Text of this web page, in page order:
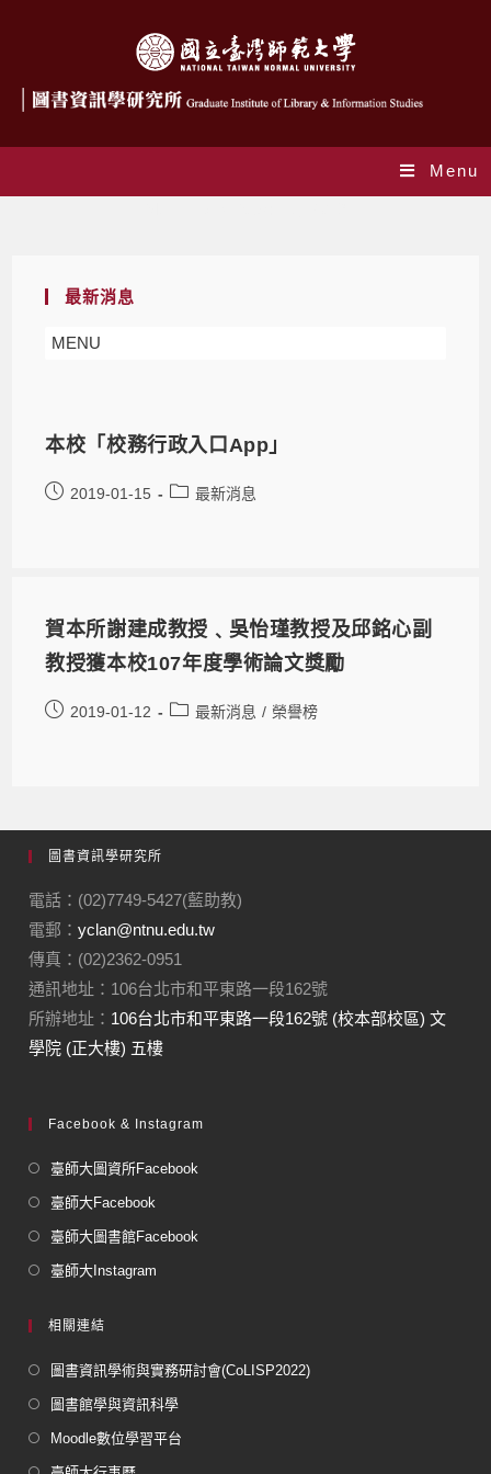
Menu
最新消息
MENU
本校「校務行政入口App」
2019-01-15 最新消息
賀本所謝建成教授﹑吳怡瑾教授及邱銘心副
教授獲本校107年度學術論文獎勵
2019-01-12 最新消息 / 榮譽榜
圖書資訊學研究所
電話：(02)7749-5427(藍助教)
電郵：yclan@ntnu.edu.tw
傳真：(02)2362-0951
通訊地址：106台北市和平東路一段162號
所辦地址： 106台北市和平東路一段162號 (校本部校區) 文
學院 (正大樓) 五樓
Facebook & Instagram
臺師大圖資所Facebook
臺師大Facebook
臺師大圖書館Facebook
臺師大Instagram
相關連結
圖書資訊學術與實務研討會(CoLISP2022)
圖書館學與資訊科學
Moodle數位學習平台